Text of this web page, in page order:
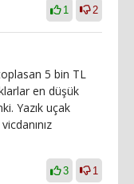
1 2
5 bin TL
en düşük
Yazık uçak
3 1